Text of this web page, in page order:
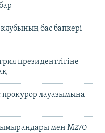
бас бапкері
президенттігіне
лауазымына
мен M270